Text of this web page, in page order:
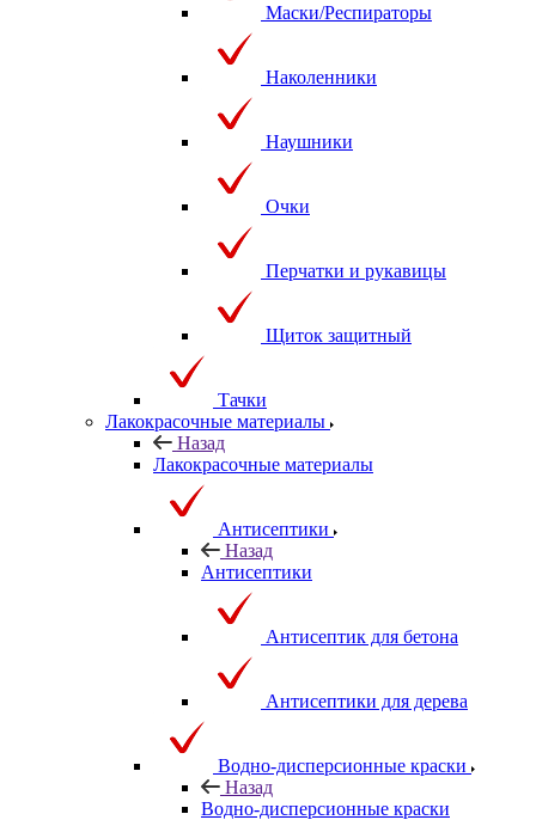
Маски/Респираторы
Наколенники
Наушники
Очки
Перчатки и рукавицы
Щиток защитный
Тачки
Лакокрасочные материалы
Назад
Лакокрасочные материалы
Антисептики
Назад
Антисептики
Антисептик для бетона
Антисептики для дерева
Водно-дисперсионные краски
Назад
Водно-дисперсионные краски